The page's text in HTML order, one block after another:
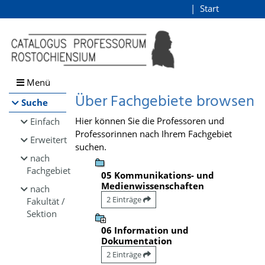
Browsen
direkt zum Inhalt
Start
Menü
Suche
Einfach
Erweitert
nach
Fachgebiet
nach
Fakultät /
Sektion
Über Fachgebiete browsen
Hier können Sie die Professoren und
Professorinnen nach Ihrem Fachgebiet
suchen.
05 Kommunikations- und
Medienwissenschaften
2 Einträge
06 Information und
Dokumentation
2 Einträge